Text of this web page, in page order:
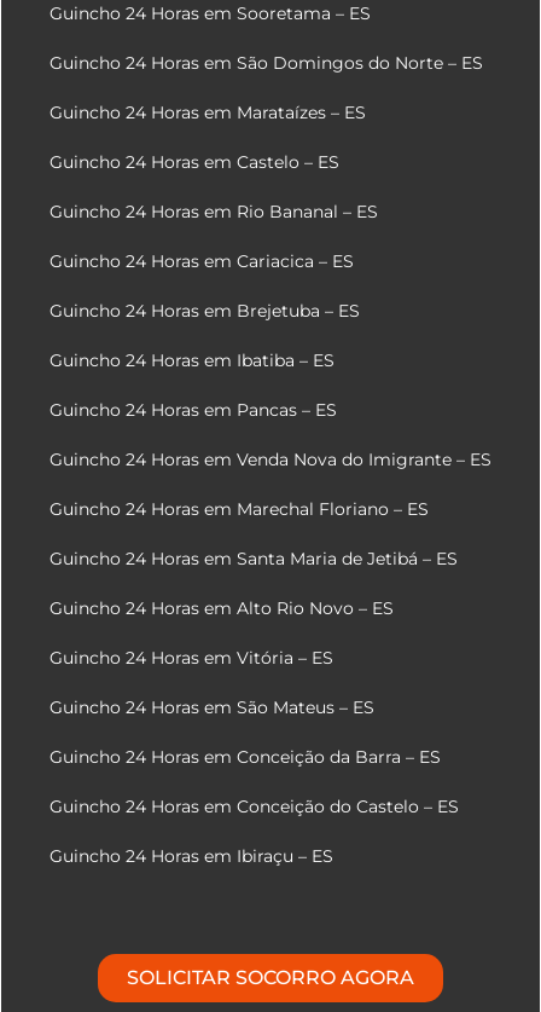
Guincho 24 Horas em Sooretama – ES
Guincho 24 Horas em São Domingos do Norte – ES
Guincho 24 Horas em Marataízes – ES
Guincho 24 Horas em Castelo – ES
Guincho 24 Horas em Rio Bananal – ES
Guincho 24 Horas em Cariacica – ES
Guincho 24 Horas em Brejetuba – ES
Guincho 24 Horas em Ibatiba – ES
Guincho 24 Horas em Pancas – ES
Guincho 24 Horas em Venda Nova do Imigrante – ES
Guincho 24 Horas em Marechal Floriano – ES
Guincho 24 Horas em Santa Maria de Jetibá – ES
Guincho 24 Horas em Alto Rio Novo – ES
Guincho 24 Horas em Vitória – ES
Guincho 24 Horas em São Mateus – ES
Guincho 24 Horas em Conceição da Barra – ES
Guincho 24 Horas em Conceição do Castelo – ES
Guincho 24 Horas em Ibiraçu – ES
SOLICITAR SOCORRO AGORA